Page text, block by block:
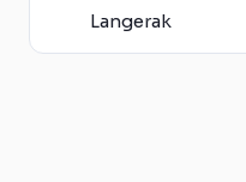
Langerak